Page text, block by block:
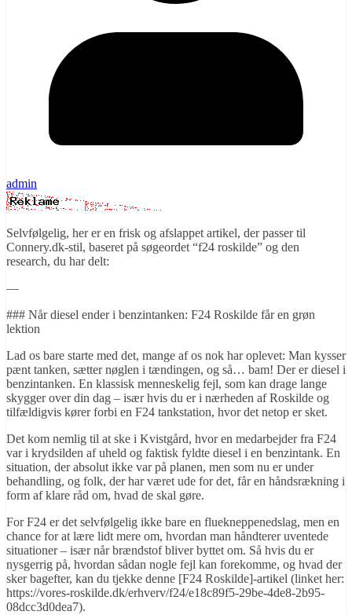
admin
Selvfølgelig, her er en frisk og afslappet artikel, der passer til
Connery.dk-stil, baseret på søgeordet “f24 roskilde” og den
research, du har delt:
—
### Når diesel ender i benzintanken: F24 Roskilde får en grøn
lektion
Lad os bare starte med det, mange af os nok har oplevet: Man kysser
pænt tanken, sætter nøglen i tændingen, og så… bam! Der er diesel i
benzintanken. En klassisk menneskelig fejl, som kan drage lange
skygger over din dag – især hvis du er i nærheden af Roskilde og
tilfældigvis kører forbi en F24 tankstation, hvor det netop er sket.
Det kom nemlig til at ske i Kvistgård, hvor en medarbejder fra F24
var i krydsilden af uheld og faktisk fyldte diesel i en benzintank. En
situation, der absolut ikke var på planen, men som nu er under
behandling, og folk, der har været ude for det, får en håndsrækning i
form af klare råd om, hvad de skal gøre.
For F24 er det selvfølgelig ikke bare en fluekneppenedslag, men en
chance for at lære lidt mere om, hvordan man håndterer uventede
situationer – især når brændstof bliver byttet om. Så hvis du er
nysgerrig på, hvordan sådan nogle fejl kan forekomme, og hvad der
sker bagefter, kan du tjekke denne [F24 Roskilde]-artikel (linket her:
https://vores-roskilde.dk/erhverv/f24/e18c89f5-29be-4de8-2b95-
08dcc3d0dea7).